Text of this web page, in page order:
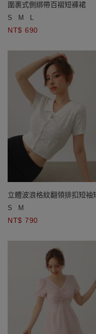
圍裹式側綁帶百褶短褲裙
S M L
NT$ 690
立體波浪格紋翻領排扣短袖
開襟針織衫
S M
NT$ 790